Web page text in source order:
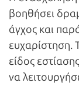
βοηθήσει
άγχος και
ευχαρίστηση.
είδος
να